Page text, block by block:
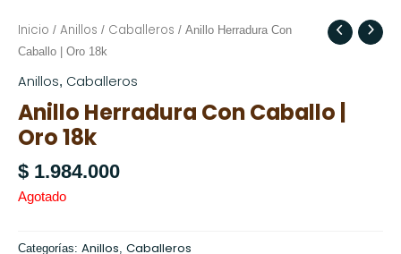
Inicio / Anillos / Caballeros / Anillo Herradura Con
Caballo | Oro 18k
Anillos, Caballeros
Anillo Herradura Con Caballo |
Oro 18k
$ 1.984.000
Agotado
Categorías: Anillos Caballeros